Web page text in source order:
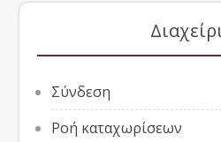
Σύνδεση
Ροή καταχωρίσεων